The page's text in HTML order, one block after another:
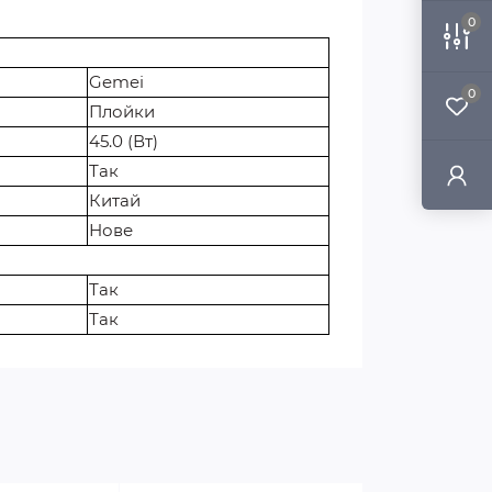
0
0
Gemei
Плойки
45.0 (Вт)
Так
Китай
Нове
Так
Так